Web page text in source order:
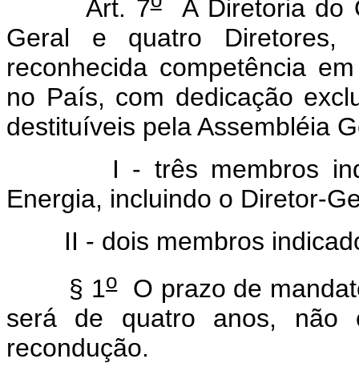
Art. 7 A Diretoria do
Geral e quatro Diretores,
reconhecida competência
no País, com dedicação
destituíveis pela Assembléia
I - três membros
Energia, incluindo o Diretor-
II - dois membros
§ 1oO prazo de
será de quatro anos, não
recondução.